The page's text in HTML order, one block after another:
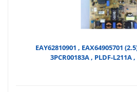
EAY62810901 , EAX64905701
3PCR00183A , PLDF-L211A